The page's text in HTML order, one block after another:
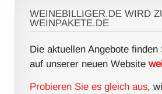
WEINEBILLIGER.DE WIRD
WEINPAKETE.DE
Die aktuellen Angebote finden
auf unserer neuen Website
Probieren Sie es gleich aus,